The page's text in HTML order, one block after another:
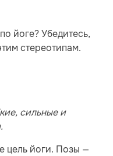
йоге? Убедитесь,
стереотипам.
сильные и
цель йоги. Позы —